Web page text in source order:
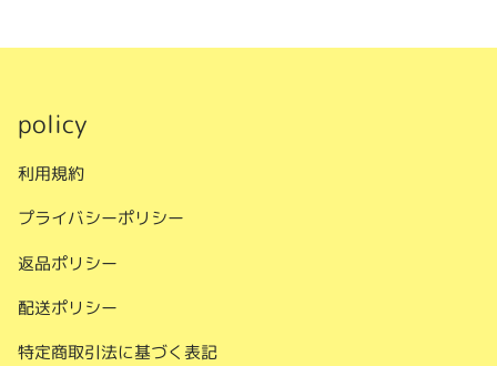
policy
利用規約
プライバシーポリシー
返品ポリシー
配送ポリシー
特定商取引法に基づく表記